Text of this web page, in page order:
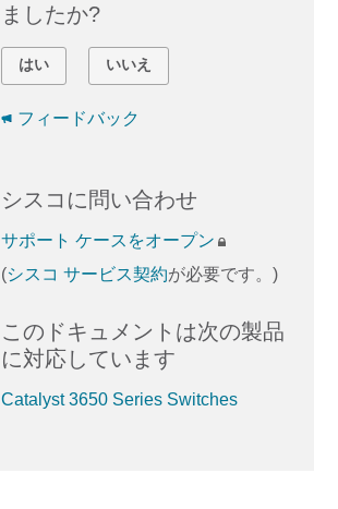
ましたか?
はい いいえ
フィードバック
シスコに問い合わせ
サポート ケースをオープン
(シスコ サービス契約が必要です。)
このドキュメントは次の製品
に対応しています
Catalyst 3650 Series Switches